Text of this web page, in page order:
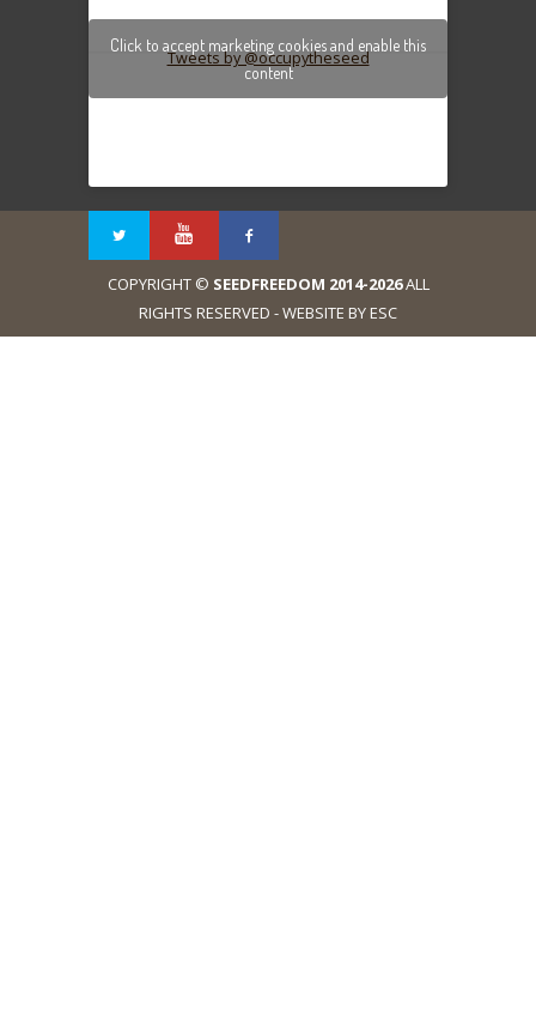
Tweets by @occupytheseed
Click to accept marketing cookies and enable this
content
COPYRIGHT © SEEDFREEDOM 2014-2026ALL
RIGHTS RESERVED - WEBSITE BY ESC